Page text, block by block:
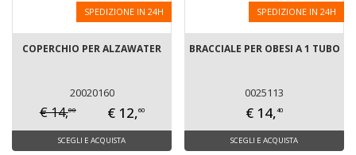
SPEDIZIONE IN 24H
COPERCHIO PER ALZAWATER
20020160
€ 14,00 € 12,60
SCEGLI E ACQUISTA
SPEDIZIONE IN 24H
BRACCIALE PER OBESI A 1 TUBO
0025113
€ 14,40
SCEGLI E ACQUISTA